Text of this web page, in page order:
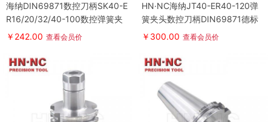
海纳DIN69871数控刀柄SK40-E
R16/20/32/40-100数控弹簧夹
头刀柄
￥242.00 查看会员价
HN·NC海纳JT40-ER40-120弹
簧夹头数控刀柄DIN69871德标
刀柄
￥300.00 查看会员价